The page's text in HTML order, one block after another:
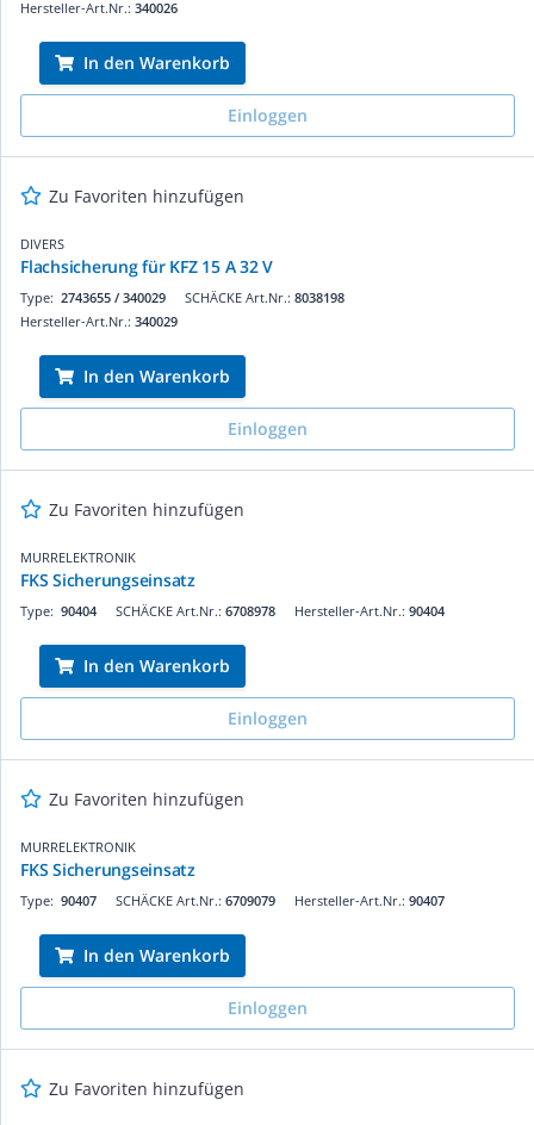
Hersteller-Art.Nr.: 340026
In den Warenkorb
Einloggen
Zu Favoriten hinzufügen
DIVERS
Flachsicherung für KFZ 15 A 32 V
SCHÄCKE Art.Nr.: 8038198
Type: 2743655 / 340029
Hersteller-Art.Nr.: 340029
In den Warenkorb
Einloggen
Zu Favoriten hinzufügen
MURRELEKTRONIK
FKS Sicherungseinsatz
SCHÄCKE Art.Nr.: 6708978
Type: 90404 Hersteller-Art.Nr.: 90404
In den Warenkorb
Einloggen
Zu Favoriten hinzufügen
MURRELEKTRONIK
FKS Sicherungseinsatz
SCHÄCKE Art.Nr.: 6709079
Type: 90407 Hersteller-Art.Nr.: 90407
In den Warenkorb
Einloggen
Zu Favoriten hinzufügen